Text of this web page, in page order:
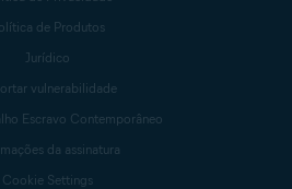
de Produtos
Jurídico
vulnerabilidade
Escravo Contemporâneo
da assinatura
Cookie Settings